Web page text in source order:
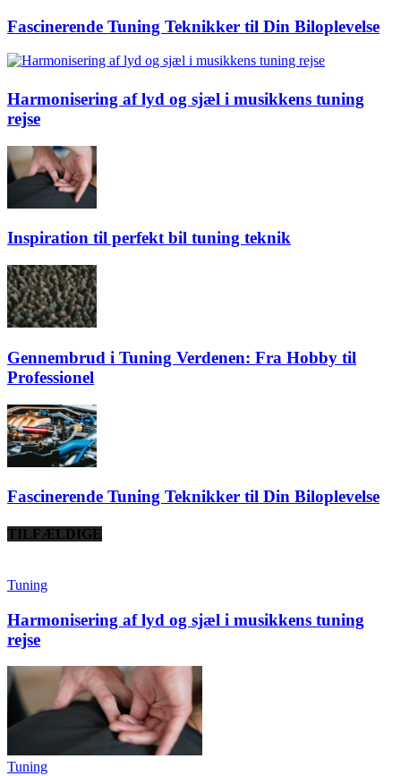
Fascinerende Tuning Teknikker til Din Biloplevelse
Harmonisering af lyd og sjæl i musikkens tuning
rejse
Inspiration til perfekt bil tuning teknik
Gennembrud i Tuning Verdenen: Fra Hobby til
Professionel
Fascinerende Tuning Teknikker til Din Biloplevelse
TILFÆLDIGE
Tuning
Harmonisering af lyd og sjæl i musikkens tuning
rejse
Tuning